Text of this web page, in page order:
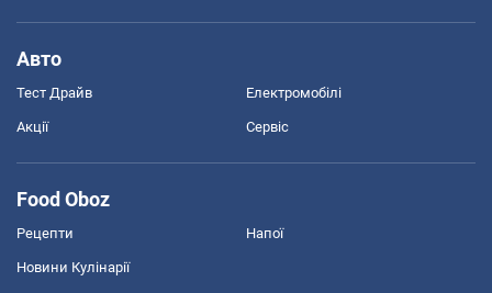
Авто
Тест Драйв Електромобілі
Акції Сервіс
Food Oboz
Рецепти Напої
Новини Кулінарії